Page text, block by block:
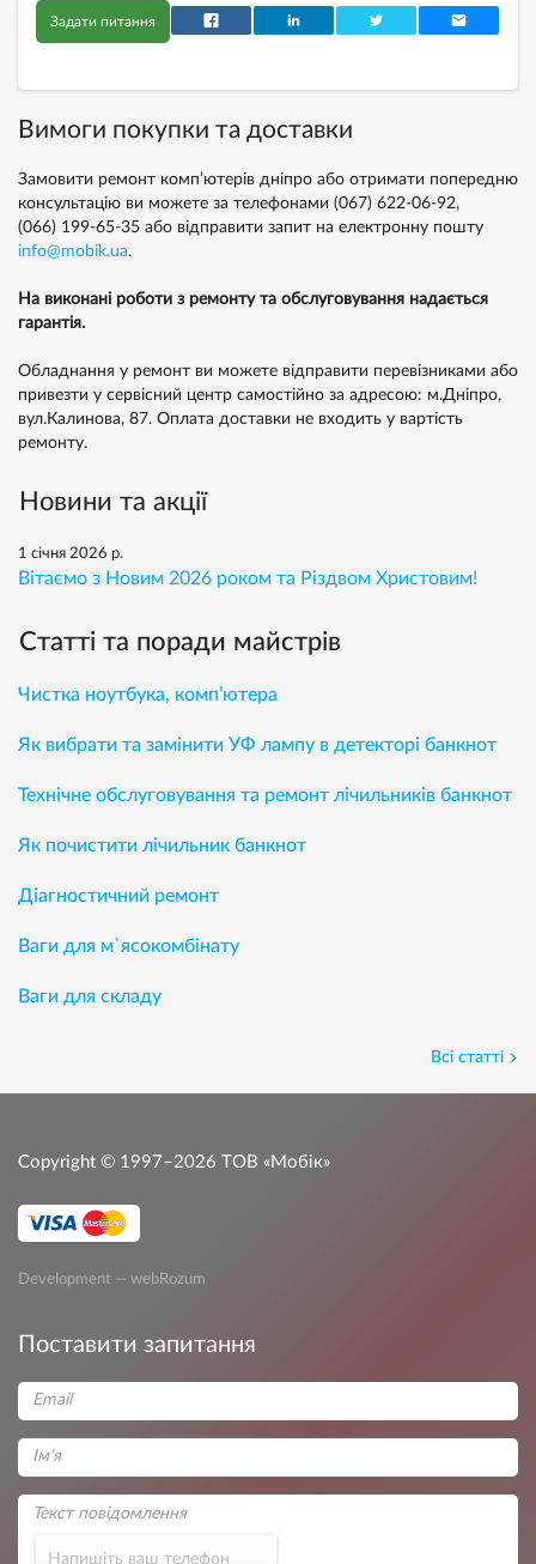
Задати питання
Вимоги покупки та доставки
Замовити ремонт комп’ютерів дніпро або отримати попередню
консультацію ви можете за телефонами (067) 622-06-92,
(066) 199-65-35 або відправити запит на електронну пошту
info@mobik.ua.
На виконані роботи з ремонту та обслуговування надається
гарантія.
Обладнання у ремонт ви можете відправити перевізниками або
привезти у сервісний центр самостійно за адресою: м.Дніпро,
вул.Калинова, 87. Оплата доставки не входить у вартість
ремонту.
Новини та акції
1 січня 2026 р.
Вітаємо з Новим 2026 роком та Різдвом Христовим!
Статті та поради майстрів
Чистка ноутбука, комп’ютера
Як вибрати та замінити УФ лампу в детекторі банкнот
Технічне обслуговування та ремонт лічильників банкнот
Як почистити лічильник банкнот
Діагностичний ремонт
Ваги для м`ясокомбінату
Ваги для складу
Всі статті
Copyright © 1997–2026 ТОВ «Мобік»
Development — webRozum
Поставити запитання
Напишіть ваш телефон